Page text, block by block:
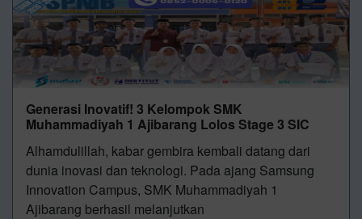
Generasi Inovatif! 3 Kelompok SMK
Muhammadiyah 1 Ajibarang Lolos Stage 3 SIC
Alhamdulillah, kabar gembira kembali datang dari
dunia inovasi dan teknologi. Pada ajang Samsung
Innovation Campus, SMK Muhammadiyah 1
Ajibarang berhasil melanjutkan